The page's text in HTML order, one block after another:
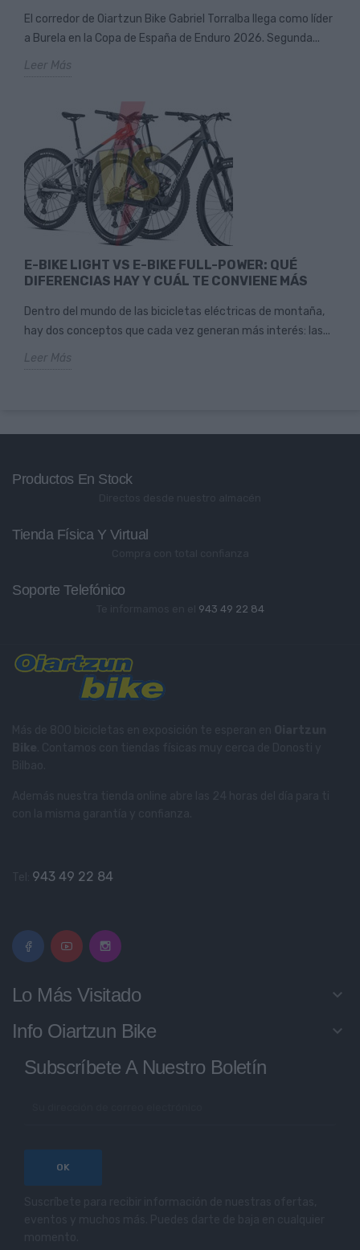
El corredor de Oiartzun Bike Gabriel Torralba llega como líder
a Burela en la Copa de España de Enduro 2026. Segunda...
Leer Más
E-BIKE LIGHT VS E-BIKE FULL-POWER: QUÉ
DIFERENCIAS HAY Y CUÁL TE CONVIENE MÁS
Dentro del mundo de las bicicletas eléctricas de montaña,
hay dos conceptos que cada vez generan más interés: las...
Leer Más
Productos En Stock
Tienda Física Y Virtual
Soporte Telefónico
943 49 22 84
943 49 22 84
Lo Más Visitado keyboard_arrow_down
Info Oiartzun Bike keyboard_arrow_down
Subscríbete A Nuestro Boletín